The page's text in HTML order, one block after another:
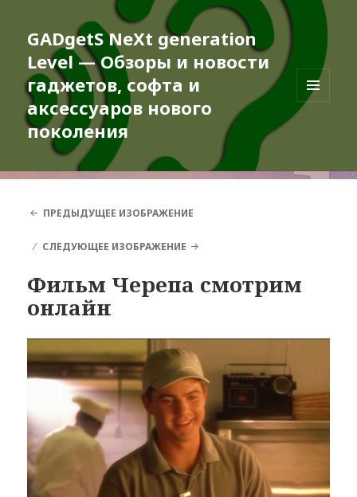
GADgetS NeXt generation
Level — Обзоры и новости
гаджетов, софта и
аксессуаров нового
поколения
МЕНЮ
ПРЕДЫДУЩЕЕ ИЗОБРАЖЕНИЕ
СЛЕДУЮЩЕЕ ИЗОБРАЖЕНИЕ
Фильм Черепа смотрим
онлайн